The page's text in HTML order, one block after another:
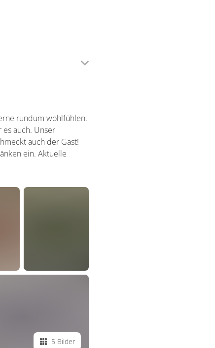
rundum wohlfühlen.
auch. Unser
auch der Gast!
ein. Aktuelle
5 Bilder